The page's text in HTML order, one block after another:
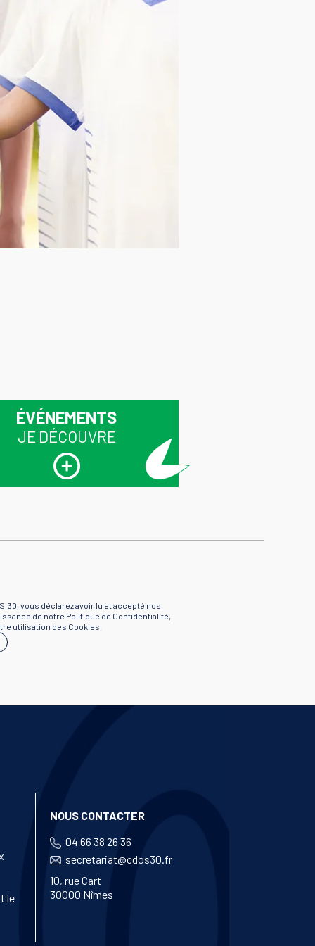
ÉVÉNEMENTS
JE DÉCOUVRE
30, vous déclarez avoir lu et accepté nos
de notre Politique de Confidentialité,
utilisation des Cookies.
le
NOUS CONTACTER
04 66 38 26 36
secretariat@cdos30.fr
10, rue Cart
30000 Nîmes